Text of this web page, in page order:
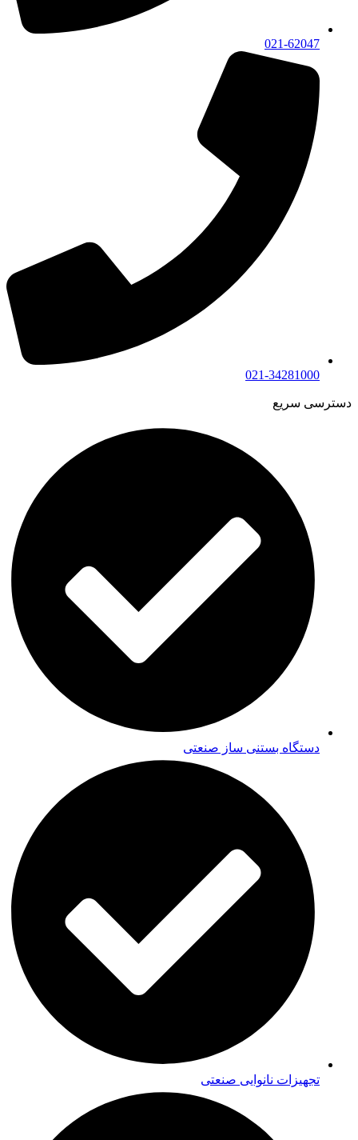
021-62047
021-34281000
دسترسی سریع
دستگاه بستنی ساز صنعتی
تجهیزات نانوایی صنعتی